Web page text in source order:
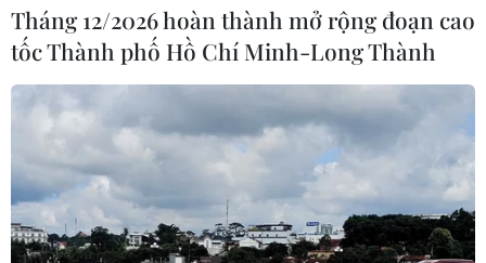
Tháng 12/2026 hoàn thành mở rộng đoạn cao
tốc Thành phố Hồ Chí Minh-Long Thành